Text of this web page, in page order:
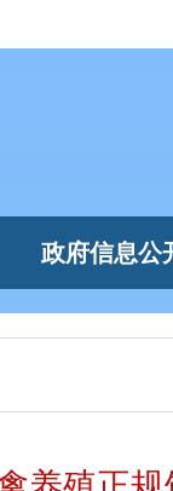
政府信息公